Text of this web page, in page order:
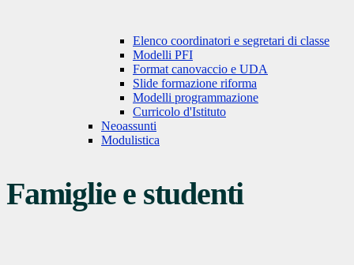
Elenco coordinatori e segretari di classe
Modelli PFI
Format canovaccio e UDA
Slide formazione riforma
Modelli programmazione
Curricolo d'Istituto
Neoassunti
Modulistica
Famiglie e studenti